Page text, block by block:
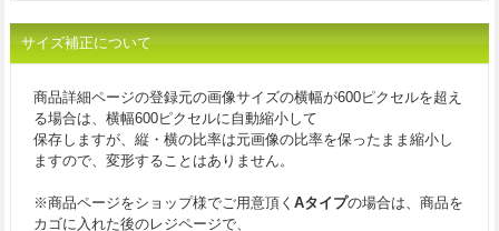
サイズ補正について
商品詳細ページの登録元の画像サイズの横幅が600ピクセルを超え
る場合は、横幅600ピクセルに自動縮小して
保存しますが、縦・横の比率は元画像の比率を保ったまま縮小し
ますので、変形することはありません。
※商品ページをショップ様でご用意頂く Aタイプの場合は、商品を
カゴに入れた後のレジページで、